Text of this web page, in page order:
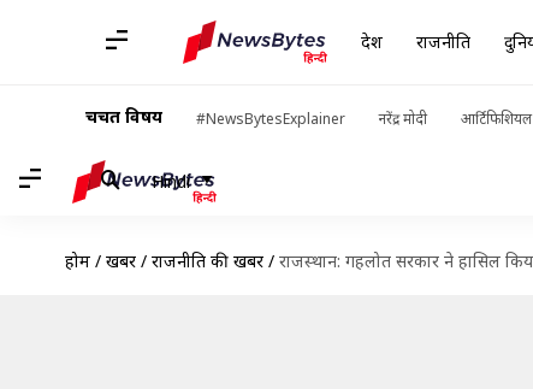
देश राजनीति
चर्चित विषय #NewsBytesExplainer नरेंद्र मोदी
Hindi
होम / खबरें / राजनीति की खबरें / राजस्थान: गहलोत सरकार ने हासिल